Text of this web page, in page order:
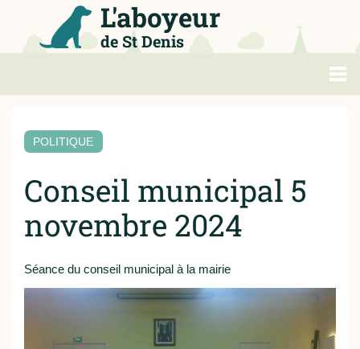
L'aboyeur
de St Denis
Loisirs
Métropole
Agenda
Sports
POLITIQUE
Conseil municipal 5
novembre 2024
Séance du conseil municipal à la mairie